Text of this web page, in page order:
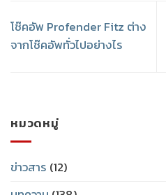
โช๊คอัพ Profender Fitz ต่าง
จากโช๊คอัพทั่วไปอย่างไร
หมวดหมู่
ข่าวสาร (12)